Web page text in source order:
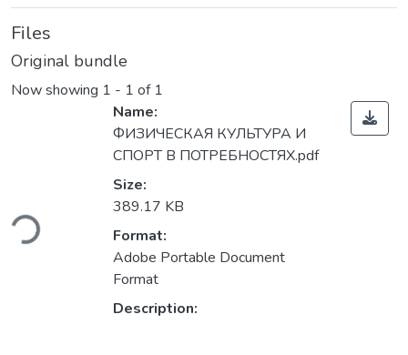
Files
Original bundle
Now showing 1 - 1 of 1
Name:
ФИЗИЧЕСКАЯ КУЛЬТУРА И
СПОРТ В ПОТРЕБНОСТЯХ.pdf
Size:
389.17 KB
Format:
Adobe Portable Document
Format
Description: